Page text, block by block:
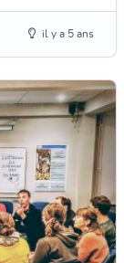
il y a 5 ans